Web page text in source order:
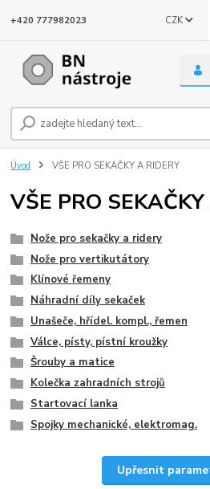
CZK
+420 777982023
Úvod VŠE PRO SEKAČKY A RIDERY
VŠE PRO
Nože pro sekačky a ridery
Nože pro vertikutátory
Klínové řemeny
Náhradní díly sekaček
Unašeče, hřídel. kompl., řemen
Válce, písty, pístní kroužky
Šrouby a matice
Kolečka zahradních strojů
Startovací lanka
Spojky mechanické, elektromag.
Upřesnit